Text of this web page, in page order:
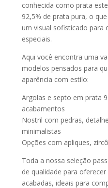
conhecida como prata
92,5% de prata pura, o
um visual sofisticado para
especiais.
Aqui você encontra uma
modelos pensados para
aparência com estilo:
Argolas e septo em prata
acabamentos
Nostril com pedras,
minimalistas
Opções com apliques,
Toda a nossa seleção
de qualidade para
acabadas, ideais para